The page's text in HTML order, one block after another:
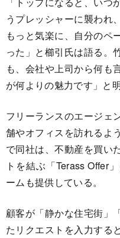
うプレッシャーに襲われ
もっと気楽に、自分のペ
った」と櫛引氏は語る。
も、会社や上司から何も
が何よりの魅力です」と明
フリーランスのエージェ
舗やオフィスを訪れるよ
で同社は、不動産を買い
トを結ぶ「Terass Offer
ームも提供している。
顧客が「静かな住宅街」
たリクエストを入力する